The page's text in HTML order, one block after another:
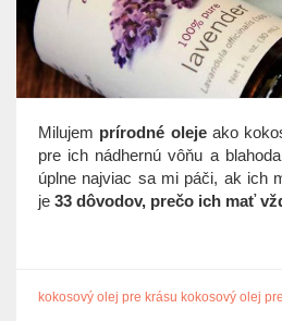
Milujem prírodné olejeako
pre ich nádhernú vôňu a
úplne najviac sa mi páči, ak ich
je 33 dôvodov, prečo ich mať
kokosový olej pre krásu kokosový olej